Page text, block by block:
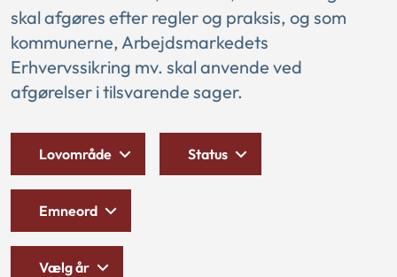
skal afgøres efter regler og praksis, og som
kommunerne, Arbejdsmarkedets
Erhvervssikring mv. skal anvende ved
afgørelser i tilsvarende sager.
Lovområde Status
Emneord
Vælg år